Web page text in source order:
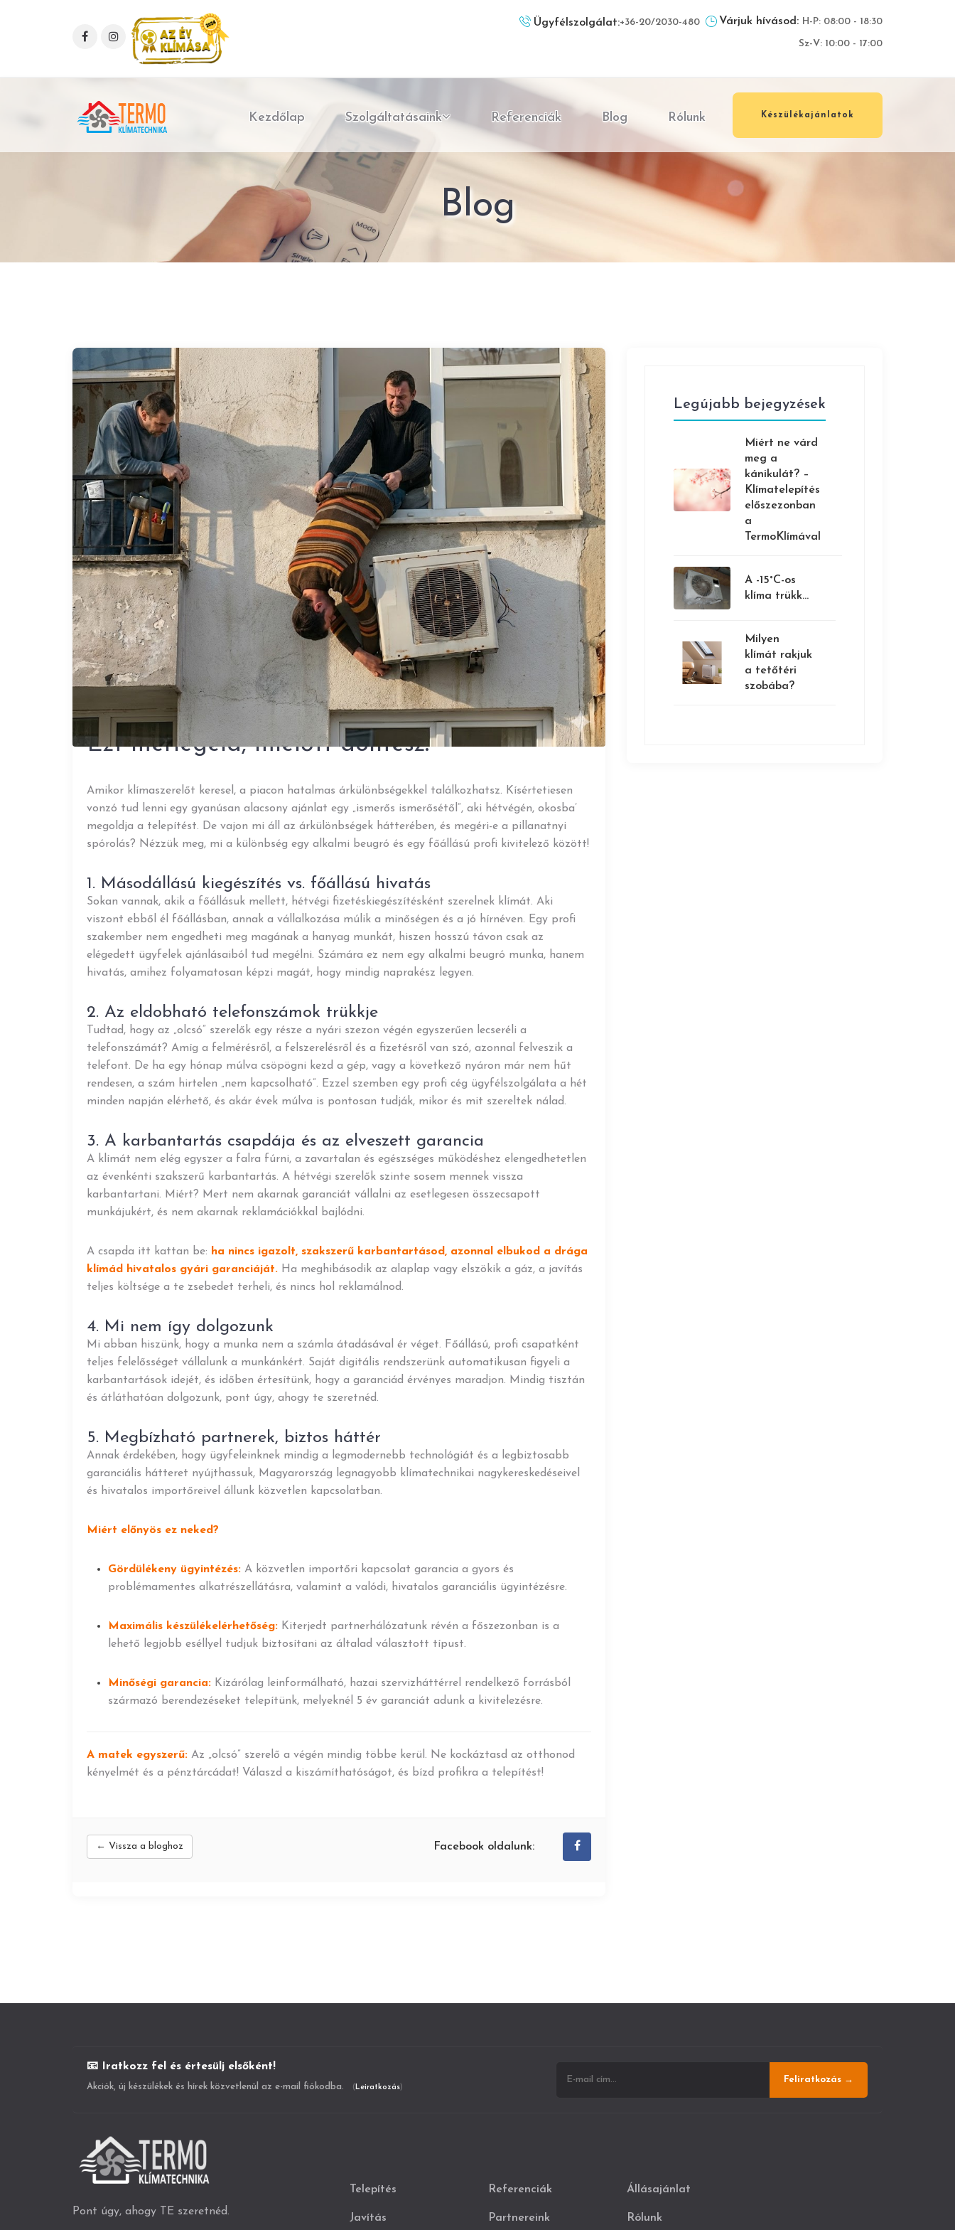
Ügyfélszolgálat:+36-20/2030-480 Várjuk hívásod: H-P: 08:00 - 18:30
Sz-V: 10:00 - 17:00
Kezdőlap Szolgáltatásaink Referenciák Blog Rólunk Készülékajánlatok
Blog
2026. 02. 19.
Az „olcsó” klímaszerelés ára:
Ezt mérlegeld, mielőtt döntesz!
Amikor klímaszerelőt keresel, a piacon hatalmas árkülönbségekkel találkozhatsz. Kísértetiesen
vonzó tud lenni egy gyanúsan alacsony ajánlat egy „ismerős ismerősétől”, aki hétvégén, okosba’
megoldja a telepítést. De vajon mi áll az árkülönbségek hátterében, és megéri-e a pillanatnyi
spórolás? Nézzük meg, mi a különbség egy alkalmi beugró és egy főállású profi kivitelező között!
1. Másodállású kiegészítés vs. főállású hivatás
Sokan vannak, akik a főállásuk mellett, hétvégi fizetéskiegészítésként szerelnek klímát. Aki
viszont ebből él főállásban, annak a vállalkozása múlik a minőségen és a jó hírnéven. Egy profi
szakember nem engedheti meg magának a hanyag munkát, hiszen hosszú távon csak az
elégedett ügyfelek ajánlásaiból tud megélni. Számára ez nem egy alkalmi beugró munka, hanem
hivatás, amihez folyamatosan képzi magát, hogy mindig naprakész legyen.
2. Az eldobható telefonszámok trükkje
Tudtad, hogy az „olcsó” szerelők egy része a nyári szezon végén egyszerűen lecseréli a
telefonszámát? Amíg a felmérésről, a felszerelésről és a fizetésről van szó, azonnal felveszik a
telefont. De ha egy hónap múlva csöpögni kezd a gép, vagy a következő nyáron már nem hűt
rendesen, a szám hirtelen „nem kapcsolható”. Ezzel szemben egy profi cég ügyfélszolgálata a hét
minden napján elérhető, és akár évek múlva is pontosan tudják, mikor és mit szereltek nálad.
3. A karbantartás csapdája és az elveszett garancia
A klímát nem elég egyszer a falra fúrni, a zavartalan és egészséges működéshez elengedhetetlen
az évenkénti szakszerű karbantartás. A hétvégi szerelők szinte sosem mennek vissza
karbantartani. Miért? Mert nem akarnak garanciát vállalni az esetlegesen összecsapott
munkájukért, és nem akarnak reklamációkkal bajlódni.
A csapda itt kattan be: ha nincs igazolt, szakszerű karbantartásod, azonnal elbukod a drága
klímád hivatalos gyári garanciáját. Ha meghibásodik az alaplap vagy elszökik a gáz, a javítás
teljes költsége a te zsebedet terheli, és nincs hol reklamálnod.
4. Mi nem így dolgozunk
Mi abban hiszünk, hogy a munka nem a számla átadásával ér véget. Főállású, profi csapatként
teljes felelősséget vállalunk a munkánkért. Saját digitális rendszerünk automatikusan figyeli a
karbantartások idejét, és időben értesítünk, hogy a garanciád érvényes maradjon. Mindig tisztán
és átláthatóan dolgozunk, pont úgy, ahogy te szeretnéd.
5. Megbízható partnerek, biztos háttér
Annak érdekében, hogy ügyfeleinknek mindig a legmodernebb technológiát és a legbiztosabb
garanciális hátteret nyújthassuk, Magyarország legnagyobb klímatechnikai nagykereskedéseivel
és hivatalos importőreivel állunk közvetlen kapcsolatban.
Miért előnyös ez neked?
Gördülékeny ügyintézés: A közvetlen importőri kapcsolat garancia a gyors és
problémamentes alkatrészellátásra, valamint a valódi, hivatalos garanciális ügyintézésre.
Maximális készülékelérhetőség: Kiterjedt partnerhálózatunk révén a főszezonban is a
lehető legjobb eséllyel tudjuk biztosítani az általad választott típust.
Minőségi garancia: Kizárólag leinformálható, hazai szervizháttérrel rendelkező forrásból
származó berendezéseket telepítünk, melyeknél 5 év garanciát adunk a kivitelezésre.
A matek egyszerű: Az „olcsó” szerelő a végén mindig többe kerül. Ne kockáztasd az otthonod
kényelmét és a pénztárcádat! Válaszd a kiszámíthatóságot, és bízd profikra a telepítést!
← Vissza a bloghoz Facebook oldalunk:
Legújabb bejegyzések
Miért ne várd
meg a
kánikulát? –
Klímatelepítés
előszezonban
a
TermoKlímával
A -15°C-os
klíma trükk...
Milyen
klímát rakjuk
a tetőtéri
szobába?
📧 Iratkozz fel és értesülj elsőként!
Akciók, új készülékek és hírek közvetlenül az e-mail fiókodba. (Leiratkozás)
Feliratkozás →
Pont úgy, ahogy TE szeretnéd.
Telepítés
Javítás
Referenciák
Partnereink
Állásajánlat
Rólunk